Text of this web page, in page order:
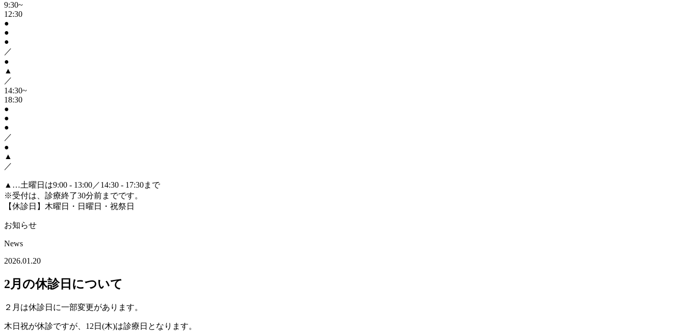
9:30~
12:30
●
●
●
／
●
▲
／
14:30~
18:30
●
●
●
／
●
▲
／
▲ …土曜日は9:00 - 13:00／14:30 - 17:30まで
※受付は、診療終了30分前までです。
【休診日】木曜日・日曜日・祝祭日
お知らせ
News
2026.01.20
2月の休診日について
２月は休診日に一部変更があります。
木日祝が休診ですが、12日(木)は診療日となります。